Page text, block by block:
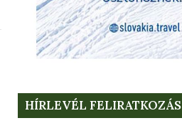
HÍRLEVÉL FELIRATKOZÁS